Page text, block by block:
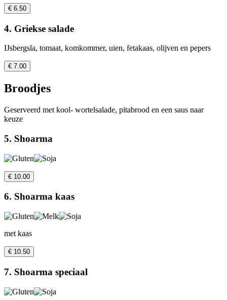
€ 6.50
4. Griekse salade
IJsbergsla, tomaat, komkommer, uien, fetakaas, olijven en pepers
€ 7.00
Broodjes
Geserveerd met kool- wortelsalade, pitabrood en een saus naar
keuze
5. Shoarma
€ 10.00
6. Shoarma kaas
met kaas
€ 10.50
7. Shoarma speciaal